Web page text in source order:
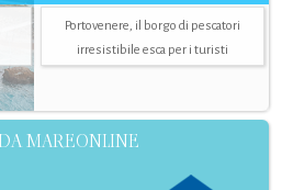
Portovenere, il borgo di pescatori
irresistibile esca per i turisti
MAREONLINE